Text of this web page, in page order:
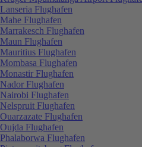
Lanseria Flughafen
Mahe Flughafen
Marrakesch Flughafen
Maun Flughafen
Mauritius Flughafen
Mombasa Flughafen
Monastir Flughafen
Nador Flughafen
Nairobi Flughafen
Nelspruit Flughafen
Ouarzazate Flughafen
Oujda Flughafen
Phalaborwa Flughafen